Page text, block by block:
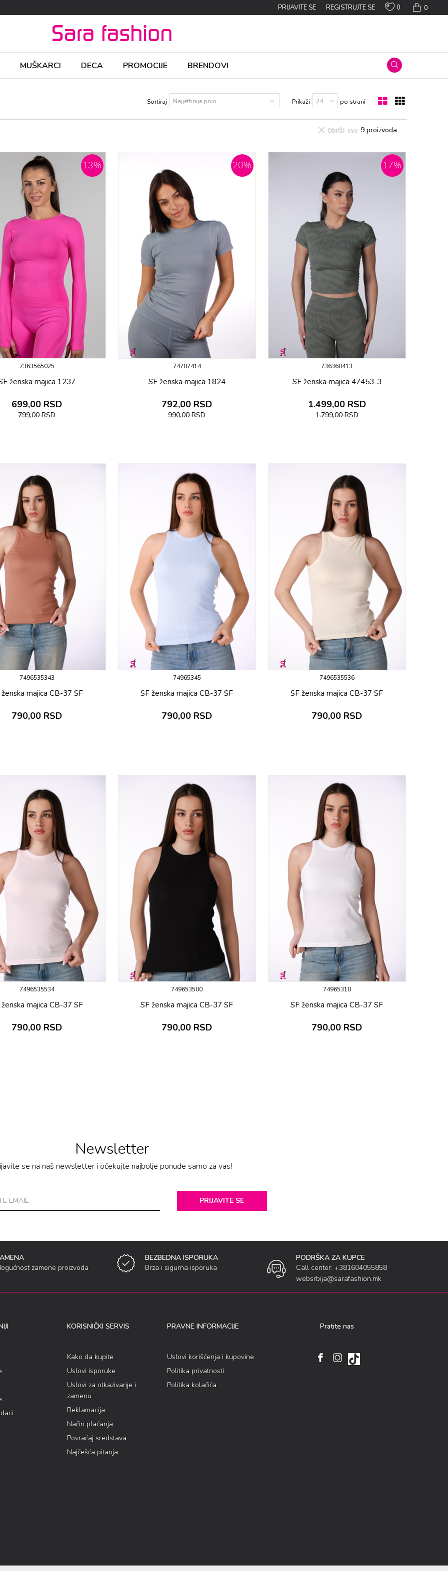
0
0
PRIJAVITE SE REGISTRUJTE SE
MUŠKARCI DECA PROMOCIJE BRENDOVI
Sortiraj Prikaži po strani
9 proizvoda
Obriši sve
13%
7363565025
ženska majica 1237
699,00 RSD
799,00RSD
20%
74707414
SF ženska majica 1824
792,00 RSD
990,00RSD
17%
736360413
SF ženska majica 47453-3
1.499,00 RSD
1.799,00RSD
7496535343
ženska majica CB-37 SF
790,00 RSD
74965345
SF ženska majica CB-37 SF
790,00 RSD
7496535536
SF ženska majica CB-37 SF
790,00 RSD
7496535534
ženska majica CB-37 SF
790,00 RSD
749653500
SF ženska majica CB-37 SF
790,00 RSD
74965310
SF ženska majica CB-37 SF
790,00 RSD
Newsletter
se na naš newsletter i očekujte najbolje ponude samo za vas!
PRIJAVITE SE
zamene proizvoda
BEZBEDNA ISPORUKA
Brza i sigurna isporuka
PODRŠKA ZA KUPCE
Call center: +381604055858
websrbija@sarafashion.mk
KORISNIČKI SERVIS
Kako da kupite
Uslovi isporuke
Uslovi za otkazivanje i
zamenu
Reklamacija
Način plaćanja
Povraćaj sredstava
Najčešća pitanja
PRAVNE INFORMACIJE
Uslovi korišćenja i kupovine
Politika privatnosti
Politika kolačića
Pratite nas